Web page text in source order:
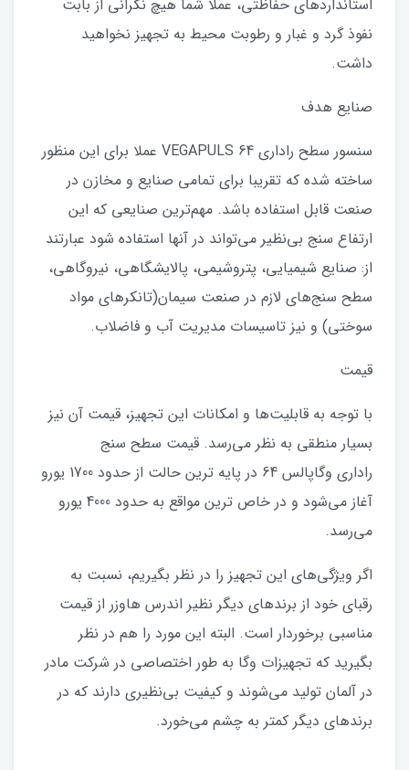
استانداردهای حفاظتی، عملا شما هیچ نگرانی از بابت
نفوذ گرد و غبار و رطوبت محیط به تجهیز نخواهید
داشت.
صنایع هدف
سنسور سطح راداری VEGAPULS 64 عملا برای این منظور
ساخته شده که تقریبا برای تمامی صنایع و مخازن در
صنعت قابل استفاده باشد. مهم‌ترین صنایعی که این
ارتفاع سنج بی‌نظیر می‌تواند در آنها استفاده شود عبارتند
از: صنایع شیمیایی، پتروشیمی، پالایشگاهی، نیروگاهی،
سطح سنج‌های لازم در صنعت سیمان(تانکرهای مواد
سوختی) و نیز تاسیسات مدیریت آب و فاضلاب.
قیمت
با توجه به قابلیت‌ها و امکانات این تجهیز، قیمت آن نیز
بسیار منطقی به نظر می‌رسد. قیمت سطح سنج
راداری وگاپالس 64 در پایه ترین حالت از حدود 1700 یورو
آغاز می‌شود و در خاص ترین مواقع به حدود 4000 یورو
می‌رسد.
اگر ویژگی‌های این تجهیز را در نظر بگیریم، نسبت به
رقبای خود از برندهای دیگر نظیر اندرس هاوزر از قیمت
مناسبی برخوردار است. البته این مورد را هم در نظر
بگیرید که تجهیزات وگا به طور اختصاصی در شرکت مادر
در آلمان تولید می‌شوند و کیفیت بی‌نظیری دارند که در
برندهای دیگر کمتر به چشم می‌خورد.